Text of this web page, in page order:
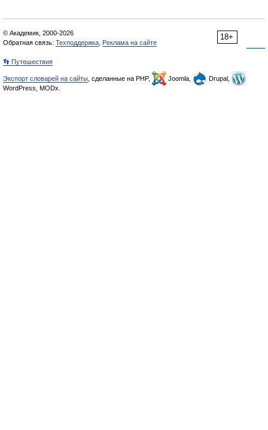
18+
© Академик, 2000-2026
Обратная связь: Техподдержка Реклама на сайте
👣 Путешествия
Экспорт словарей на сайты , сделанные на PHP, Joomla,
Drupal,
WordPress, MODx.